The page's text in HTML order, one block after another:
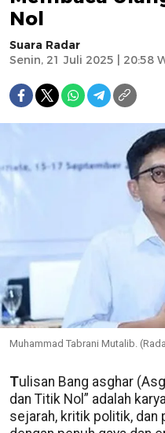
Nol
Suara Radar
Senin, 21 Juli 2025 | 20:58
Muhammad Tabrani Mutalib.
Tulisan Bang asghar
dan Titik Nol” adalah
sejarah, kritik politik, dan